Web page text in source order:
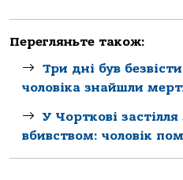
Перегляньте також:
Три дні був
чоловіка знайшли
У Чорткові застілля
вбивством: чоловік